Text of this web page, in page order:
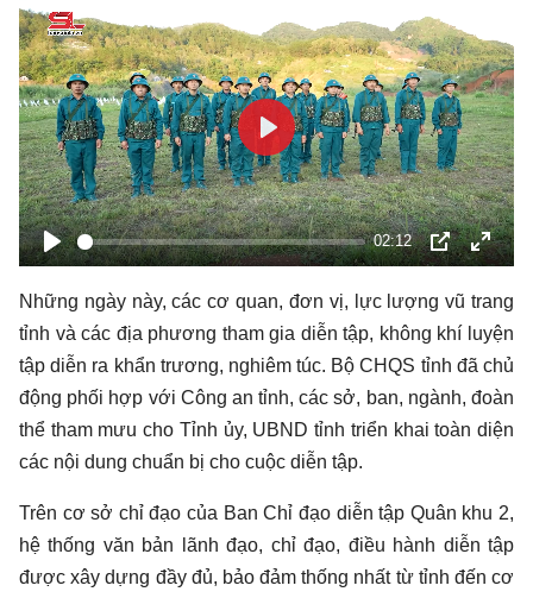
Play
02:12
PIP Toàn
màn
hình
Play
Những ngày này, các cơ quan, đơn vị, lực lượng vũ trang
tỉnh và các địa phương tham gia diễn tập, không khí luyện
tập diễn ra khẩn trương, nghiêm túc. Bộ CHQS tỉnh đã chủ
động phối hợp với Công an tỉnh, các sở, ban, ngành, đoàn
thể tham mưu cho Tỉnh ủy, UBND tỉnh triển khai toàn diện
các nội dung chuẩn bị cho cuộc diễn tập.
Trên cơ sở chỉ đạo của Ban Chỉ đạo diễn tập Quân khu 2,
hệ thống văn bản lãnh đạo, chỉ đạo, điều hành diễn tập
được xây dựng đầy đủ, bảo đảm thống nhất từ tỉnh đến cơ